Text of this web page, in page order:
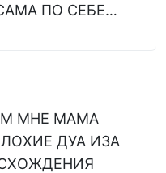
ПО СЕБЕ…
МНЕ МАМА
ДУА ИЗА